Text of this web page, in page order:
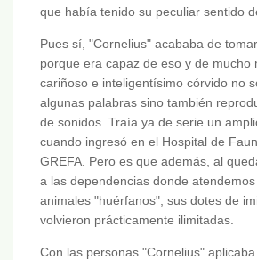
que había tenido su peculiar sentido
Pues sí, "Cornelius" acababa de
porque era capaz de eso y de mucho
cariñoso e inteligentísimo córvido no
algunas palabras sino también
de sonidos. Traía ya de serie un
cuando ingresó en el Hospital de
GREFA. Pero es que además, al
a las dependencias donde
animales "huérfanos", sus dotes de
volvieron prácticamente ilimitadas.
Con las personas "Cornelius"